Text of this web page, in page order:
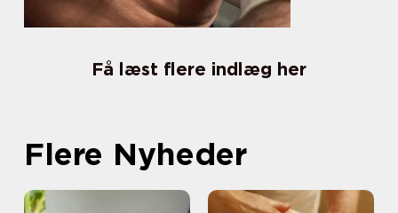
Få læst flere indlæg her
Flere Nyheder